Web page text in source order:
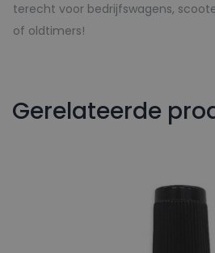
terecht voor bedrijfswagens,
of oldtimers!
Gerelateerde